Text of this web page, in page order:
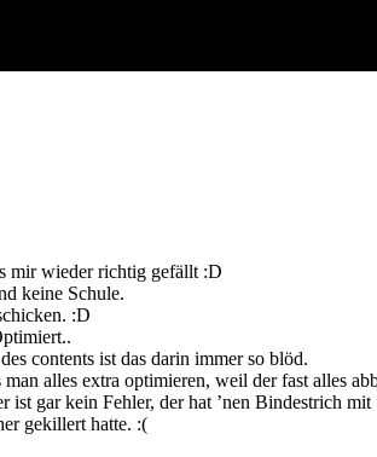
mir wieder richtig gefällt :D
keine Schule.
:D
contents ist das darin immer so blöd.
alles extra optimieren, weil der fast alles
gar kein Fehler, der hat ’nen Bindestrich
gekillert hatte. :(